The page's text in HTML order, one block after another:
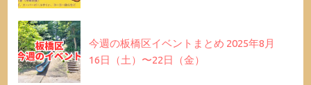
今週の板橋区イベントまとめ 2025年8月
16日（土）〜22日（金）